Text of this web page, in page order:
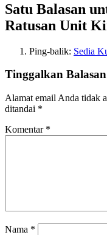
Satu Balasan
Ratusan Unit
Ping-balik: Sedia
Tinggalkan Balasan
Alamat email Anda tidak
ditandai *
Komentar *
Nama *